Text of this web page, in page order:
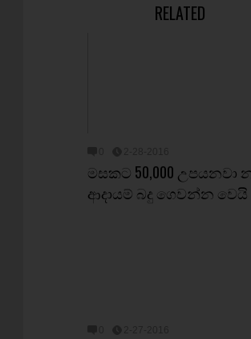
RELATED
මසකට 50,000 උපයනවා
ආදායම් බදු ගෙවන්න වෙයි